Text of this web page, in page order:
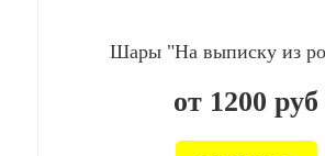
Шары "На выписку из
от 1200 руб